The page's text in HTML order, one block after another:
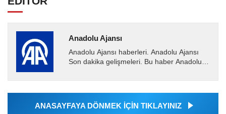
Anadolu Ajansı
Anadolu Ajansı haberleri. Anadolu Ajansı
Son dakika gelişmeleri. Bu haber Anadolu
Ajansı tarafından...
ANASAYFAYA DÖNMEK İÇİN TIKLAYINIZ